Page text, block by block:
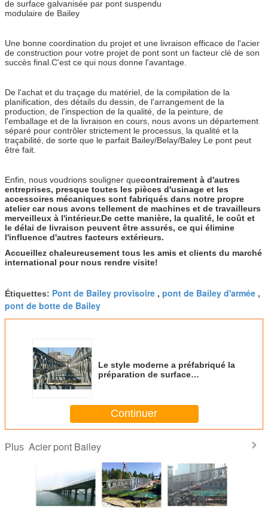
Une bonne coordination du projet et une livraison efficace de l'acier
de construction pour votre projet de pont sont un facteur clé de son
succès final.C'est ce qui nous donne l'avantage.
De l'achat et du traçage du matériel, de la compilation de la
planification, des détails du dessin, de l'arrangement de la
production, de l'inspection de la qualité, de la peinture, de
l'emballage et de la livraison en cours, nous avons un département
séparé pour contrôler strictement le processus, la qualité et la
traçabilité, de sorte que le parfait Bailey/Belay/Baley Le pont peut
être fait.
Enfin, nous voudrions souligner quecontrairement à d'autres
entreprises, presque toutes les pièces d'usinage et les
accessoires mécaniques sont fabriqués dans notre propre
atelier car nous avons tellement de machines et de travailleurs
merveilleux à l'intérieur.De cette manière, la qualité, le coût et
le délai de livraison peuvent être assurés, ce qui élimine
l'influence d'autres facteurs extérieurs.
Accueillez chaleureusement tous les amis et clients du marché
international pour nous rendre visite!
Étiquettes: Pont de Bailey provisoire , pont de Bailey d'armée ,
pont de botte de Bailey
Le style moderne a préfabriqué la
préparation de surface
Continuer
Plus Acier pont Bailey